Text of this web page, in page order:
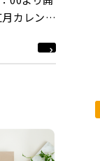
カレン」